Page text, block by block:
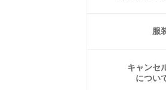
服
キャンセ
につい